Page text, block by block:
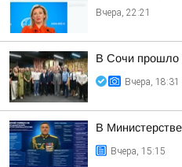
Вчера, 22:21
В Сочи прошло
Вчера, 18:31
В
Вчера, 15:15